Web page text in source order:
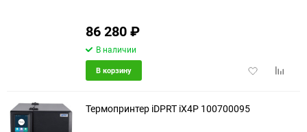
86 280₽
В наличии
Добавить
В корзину
Термопринтер iDPRT iX4P 100700095